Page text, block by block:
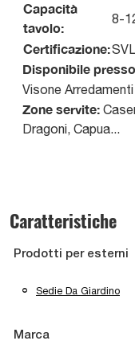
Capacità
tavolo:
8-
Certificazione:
Disponibile
Visone Arredamenti
Zone servite:
Dragoni, Capua...
Caratteristiche
Prodotti per esterni
Sedie Da Giardino
Marca